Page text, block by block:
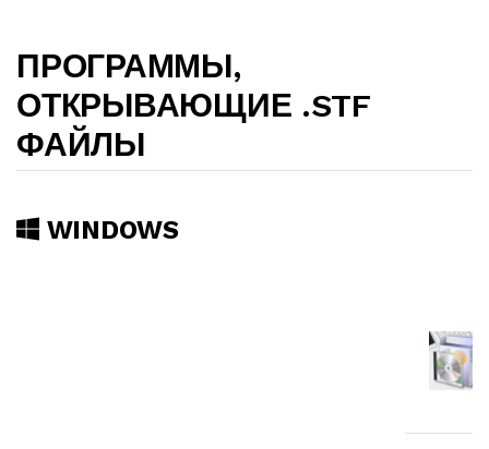
ПРОГРАММЫ,
ОТКРЫВАЮЩИЕ .STF
ФАЙЛЫ
WINDOWS